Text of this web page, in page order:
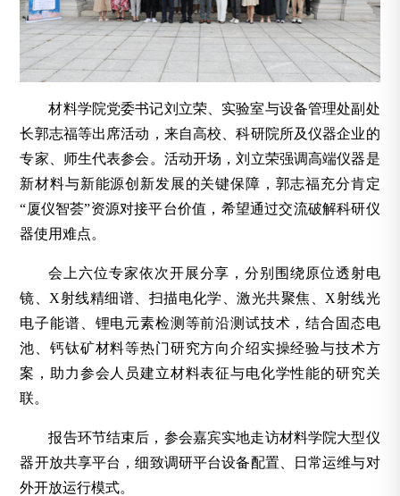
材料学院党委书记刘立荣、实验室与设备管理处副处
长郭志福等出席活动，来自高校、科研院所及仪器企业的
专家、师生代表参会。活动开场，刘立荣强调高端仪器是
新材料与新能源创新发展的关键保障，郭志福充分肯定
“厦仪智荟”资源对接平台价值，希望通过交流破解科研仪
器使用难点。
会上六位专家依次开展分享，分别围绕原位透射电
镜、X射线精细谱、扫描电化学、激光共聚焦、X射线光
电子能谱、锂电元素检测等前沿测试技术，结合固态电
池、钙钛矿材料等热门研究方向介绍实操经验与技术方
案，助力参会人员建立材料表征与电化学性能的研究关
联。
报告环节结束后，参会嘉宾实地走访材料学院大型仪
器开放共享平台，细致调研平台设备配置、日常运维与对
外开放运行模式。